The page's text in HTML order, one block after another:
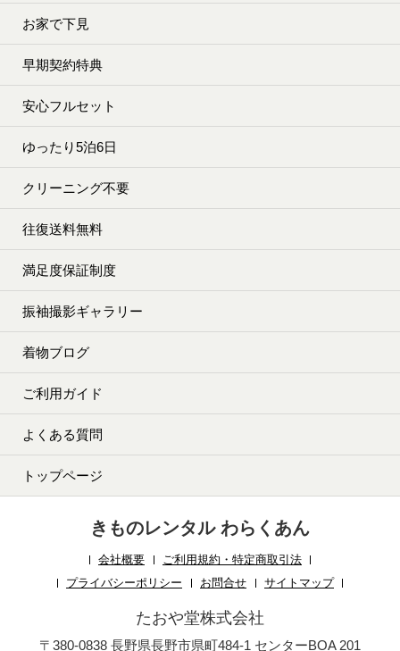
お家で下見
早期契約特典
安心フルセット
ゆったり5泊6日
クリーニング不要
往復送料無料
満足度保証制度
振袖撮影ギャラリー
着物ブログ
ご利用ガイド
よくある質問
トップページ
きものレンタル わらくあん
会社概要
ご利用規約・特定商取引法
プライバシーポリシー
お問合せ サイトマップ
たおや堂株式会社
〒380-0838 長野県長野市県町484-1 センターBOA 201